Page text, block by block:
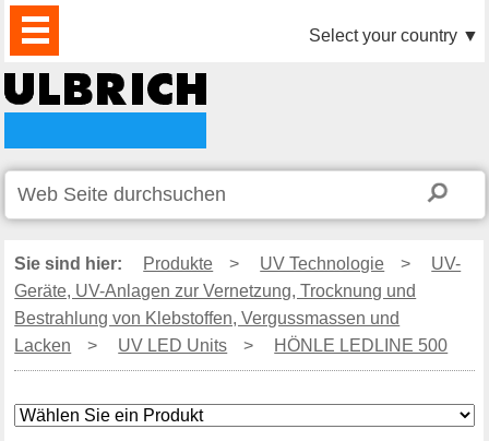
PRODUKTE
AKTUELLES
DOWNLOAD
VIDEO
PARTNER
UNTERNEHMEN
KONTAKTE Select your country ▼
Sie sind hier: Produkte > UV Technologie >
UV-
Geräte, UV-Anlagen zur Vernetzung, Trocknung und
Bestrahlung von Klebstoffen, Vergussmassen und
Lacken
> UV LED Units > HÖNLE LEDLINE 500